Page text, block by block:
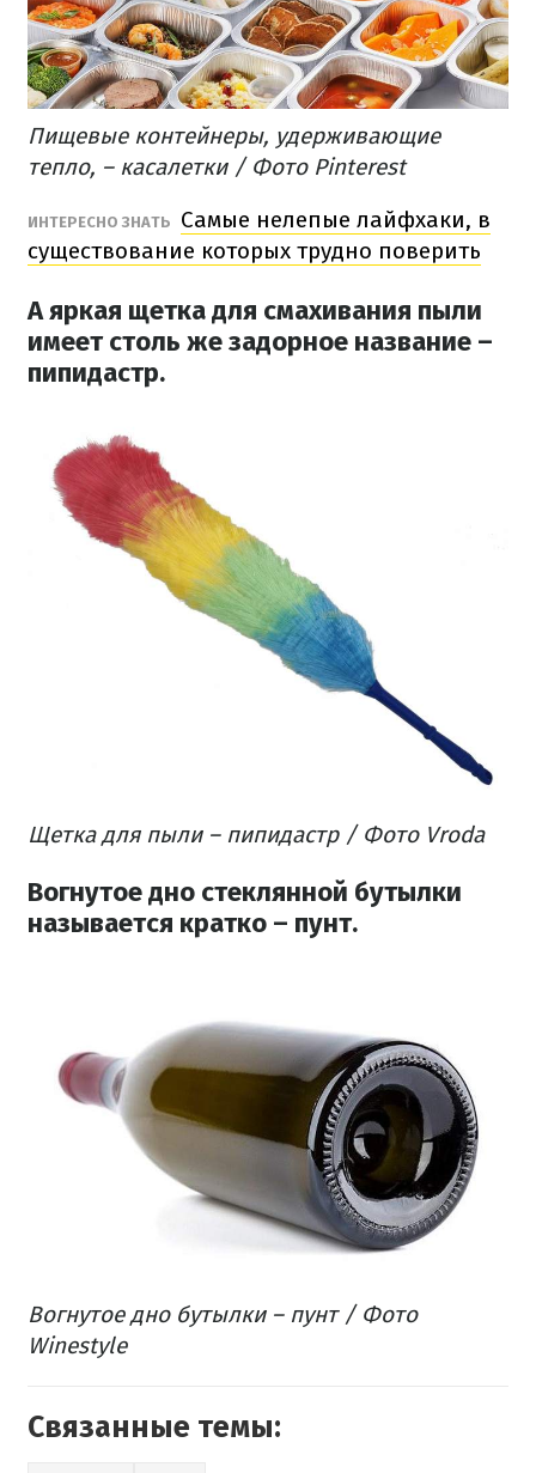
Пищевые контейнеры, удерживающие
тепло, – касалетки / Фото Pinterest
ИНТЕРЕСНО ЗНАТЬ
Самые нелепые лайфхаки, в
существование которых трудно поверить
А яркая щетка для смахивания пыли
имеет столь же задорное название –
пипидастр.
Щетка для пыли – пипидастр / Фото Vroda
Вогнутое дно стеклянной бутылки
называется кратко – пунт.
Вогнутое дно бутылки – пунт / Фото
Winestyle
Связанные темы: